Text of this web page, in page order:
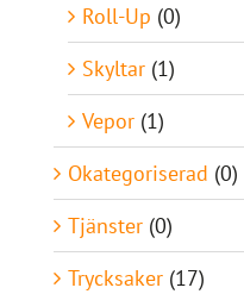
Roll-Up (0)
Skyltar (1)
Vepor (1)
Okategoriserad (0)
Tjänster (0)
Trycksaker (17)